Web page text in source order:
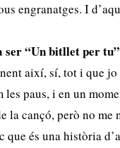
engranatges. I
“Un bitllet per
així, sí, tot i que
les paus, i en un
la cançó, però no
que és una història